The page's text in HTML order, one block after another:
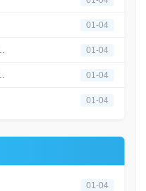
01-04
01-04
01-04
01-04
01-04